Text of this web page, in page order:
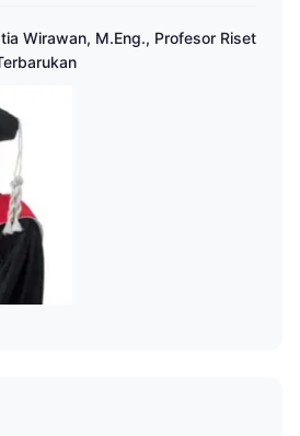
Wirawan, M.Eng., Profesor Riset